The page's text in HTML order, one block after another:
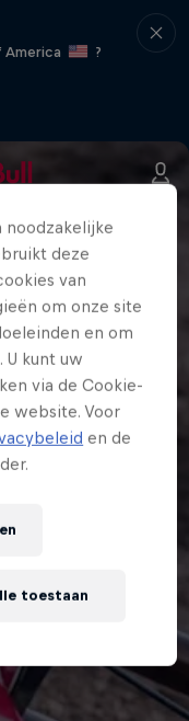
America
?
deze
van
om onze site
en om
kunt uw
via de Cookie-
website. Voor
en de
toestaan